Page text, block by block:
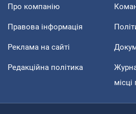
Про компанію
Правова інформація
Реклама на сайті
Редакційна політика
місці